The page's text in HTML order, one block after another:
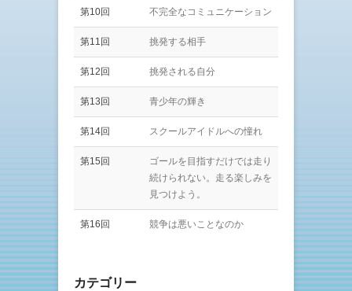
第10回 不完全なコミュニケーション
第11回 挑発する相手
第12回 挑発される自分
第13回 青少年の輝き
第14回 スクールアイドルへの憧れ
第15回
ゴールを目指すだけでは走り
続けられない。走る楽しみを
見つけよう。
第16回 競争は悪いことなのか
カテゴリー